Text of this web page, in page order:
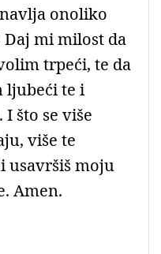
onoliko
mi milost da
trpeći, te da
ljubeći te i
što se više
više te
usavršiš moju
Amen.